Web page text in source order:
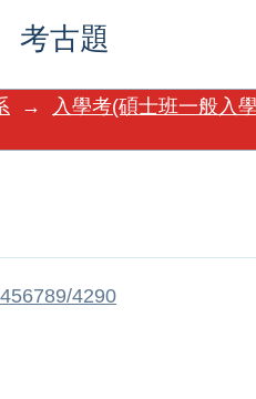
考古題
→ 入學考(碩士班一般入
4290